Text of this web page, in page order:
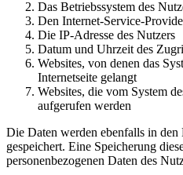
Das Betriebssystem des
Den Internet-Service-
Die IP-Adresse des Nutzers
Datum und Uhrzeit des
Websites, von denen das
Internetseite gelangt
Websites, die vom System
aufgerufen werden
Die Daten werden ebenfalls in den
gespeichert. Eine Speicherung
personenbezogenen Daten des